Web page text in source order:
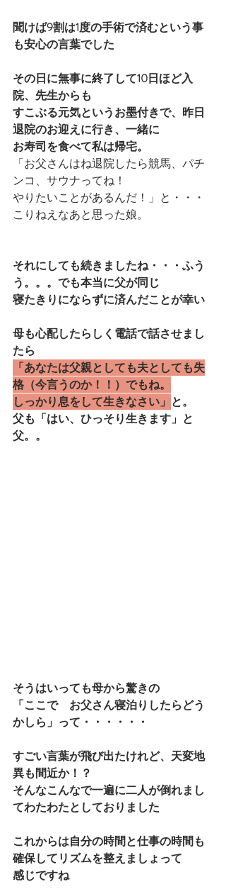
聞けば9割は1度の手術で済むという事
も安心の言葉でした
その日に無事に終了して10日ほど入
院、先生からも
すこぶる元気というお墨付きで、昨日
退院のお迎えに行き、一緒に
お寿司を食べて私は帰宅。
「お父さんはね退院したら競馬、パチ
ンコ、サウナってね！
やりたいことがあるんだ！」と・・・
こりねえなあと思った娘。
それにしても続きましたね・・・ふう
う。。。でも本当に父が同じ
寝たきりにならずに済んだことが幸い
母も心配したらしく電話で話させまし
たら
「あなたは父親としても夫としても失
格（今言うのか！！）でもね。
しっかり息をして生きなさい」 と。
父も「はい、ひっそり生きます」と
父。。
そうはいっても母から驚きの
「ここで　お父さん寝泊りしたらどう
かしら」って・・・・・・
すごい言葉が飛び出たけれど、天変地
異も間近か！？
そんなこんなで一遍に二人が倒れまし
てわたわたとしておりました
これからは自分の時間と仕事の時間も
確保してリズムを整えましょって
感じですね